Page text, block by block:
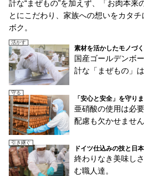
計な“まぜもの”を加えず、「お肉本来
とにこだわり、家族への想いをカタチ
ボク。
活かす
素材を活かしたモノづ
国産ゴールデンボ
計な「まぜもの」
守る
「安心と安全」を守り
亜硝酸の使用は必
配慮も欠かせません
引き継ぐ
ドイツ仕込みの技と日
終わりなき美味し
む職人達。